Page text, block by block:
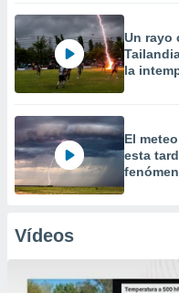
Un rayo
la
El
esta
Vídeos